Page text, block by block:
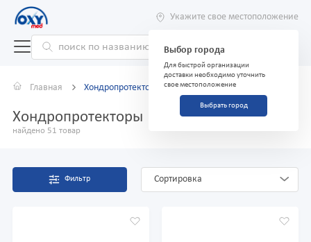
Укажите свое местоположение
Выбор города
Для быстрой организации
доставки необходимо уточнить
свое местоположение
Выбрать город
Главная Хондропротекторы
Хондропротекторы
найдено 51 товар
Фильтр Сортировка